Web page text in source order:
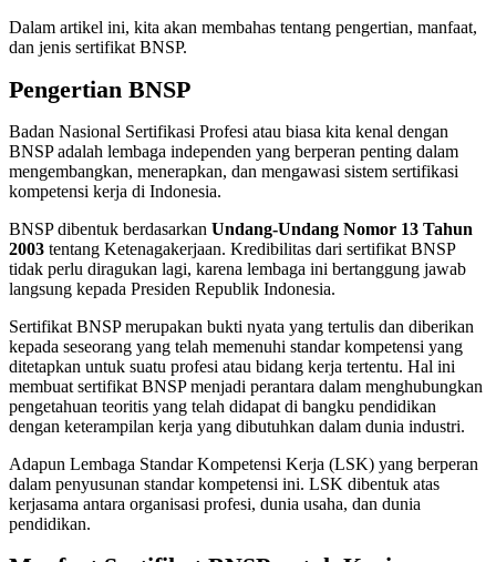
Dalam artikel ini, kita akan membahas tentang pengertian, manfaat,
dan jenis sertifikat BNSP.
Pengertian BNSP
Badan Nasional Sertifikasi Profesi atau biasa kita kenal dengan
BNSP adalah lembaga independen yang berperan penting dalam
mengembangkan, menerapkan, dan mengawasi sistem sertifikasi
kompetensi kerja di Indonesia.
BNSP dibentuk berdasarkan Undang-Undang Nomor 13 Tahun
2003 tentang Ketenagakerjaan. Kredibilitas dari sertifikat BNSP
tidak perlu diragukan lagi, karena lembaga ini bertanggung jawab
langsung kepada Presiden Republik Indonesia.
Sertifikat BNSP merupakan bukti nyata yang tertulis dan diberikan
kepada seseorang yang telah memenuhi standar kompetensi yang
ditetapkan untuk suatu profesi atau bidang kerja tertentu. Hal ini
membuat sertifikat BNSP menjadi perantara dalam menghubungkan
pengetahuan teoritis yang telah didapat di bangku pendidikan
dengan keterampilan kerja yang dibutuhkan dalam dunia industri.
Adapun Lembaga Standar Kompetensi Kerja (LSK) yang berperan
dalam penyusunan standar kompetensi ini. LSK dibentuk atas
kerjasama antara organisasi profesi, dunia usaha, dan dunia
pendidikan.